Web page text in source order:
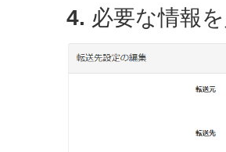
4. 必要な情報